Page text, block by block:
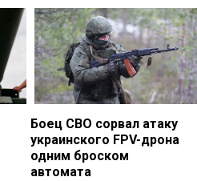
Боец СВО сорвал атаку
украинского FPV-дрона
одним броском
автомата